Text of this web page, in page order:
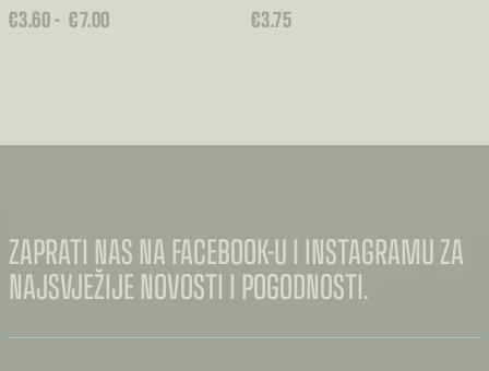
€3.60– €7.00
RASPON
€7.00
€3.75
ZAPRATI NAS NA FACEBOOK-U I INSTAGRAMU ZA
NAJSVJEŽIJE NOVOSTI I POGODNOSTI.